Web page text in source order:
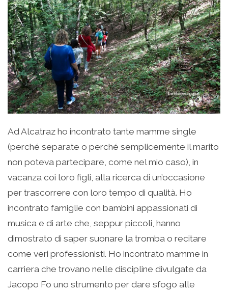
Ad Alcatraz ho incontrato tante mamme single
(perché separate o perché semplicemente il marito
non poteva partecipare, come nel mio caso), in
vacanza coi loro figli, alla ricerca di un’occasione
per trascorrere con loro tempo di qualità. Ho
incontrato famiglie con bambini appassionati di
musica e di arte che, seppur piccoli, hanno
dimostrato di saper suonare la tromba o recitare
come veri professionisti. Ho incontrato mamme in
carriera che trovano nelle discipline divulgate da
Jacopo Fo uno strumento per dare sfogo alle